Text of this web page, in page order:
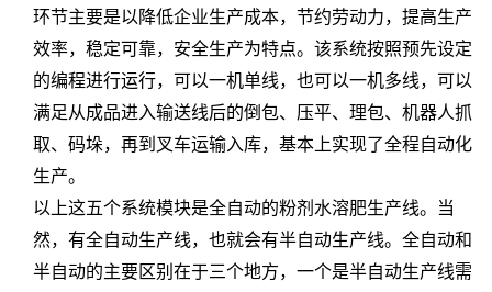
环节主要是以降低企业生产成本，节约劳动力，提高生产
效率，稳定可靠，安全生产为特点。该系统按照预先设定
的编程进行运行，可以一机单线，也可以一机多线，可以
满足从成品进入输送线后的倒包、压平、理包、机器人抓
取、码垛，再到叉车运输入库，基本上实现了全程自动化
生产。
以上这五个系统模块是全自动的粉剂水溶肥生产线。当
然，有全自动生产线，也就会有半自动生产线。全自动和
半自动的主要区别在于三个地方，一个是半自动生产线需